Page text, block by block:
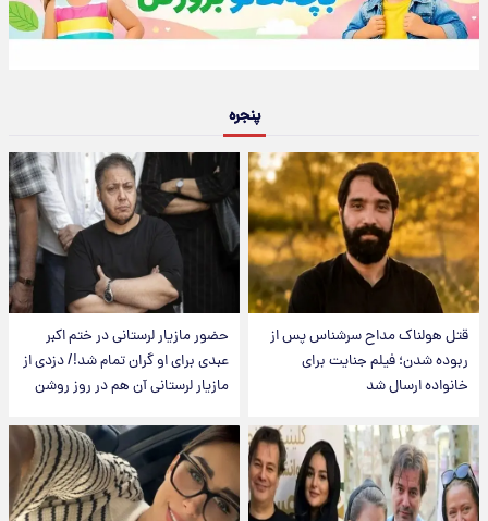
پنجره
قتل هولناک مداح سرشناس پس از
ربوده شدن؛ فیلم جنایت برای
خانواده ارسال شد
حضور مازیار لرستانی در ختم اکبر
عبدی برای او گران تمام شد!/ دزدی از
مازیار لرستانی آن هم در روز روشن